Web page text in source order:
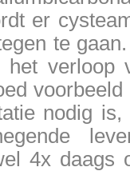
er
te
verloop
nodig
4x